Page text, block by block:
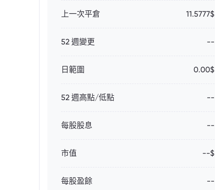
上一次平倉 11.5777$
52 週變更 --
日範圍 0.00$
52 週高點/低點 --
每股股息 --
市值 --$
每股盈餘 --